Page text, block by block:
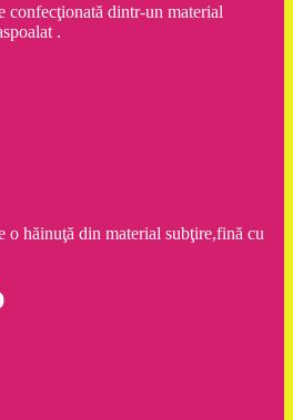
confecţionată dintr-un material
.
o hăinuţă din material subţire,fină cu